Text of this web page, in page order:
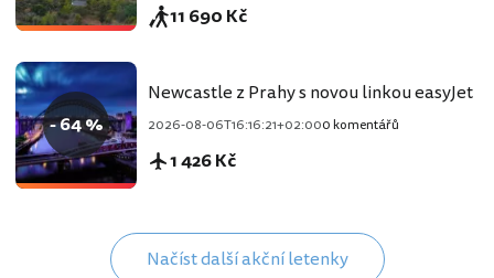
11 690 Kč
- 64 %
Newcastle z Prahy s novou linkou easyJet
2026-08-06T16:16:21+02:000 komentářů
1 426 Kč
Načíst další akční letenky